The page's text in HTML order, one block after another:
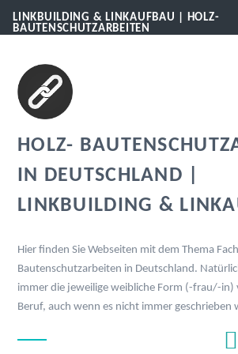
LINKBUILDING & LINKAUFBAU | HOLZ-
BAUTENSCHUTZARBEITEN
HOLZ-
IN DEUTSCHLAND |
LINKBUILDING &
Hier finden Sie Webseiten mit dem Thema
Bautenschutzarbeiten in Deutschland.
immer die jeweilige weibliche Form (-frau/-in)
Beruf, auch wenn es nicht immer geschrieben